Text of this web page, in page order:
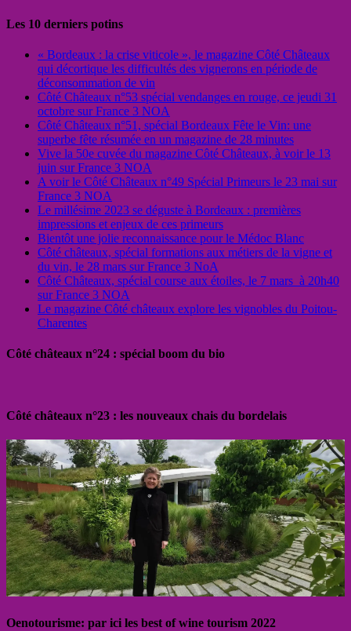
Les 10 derniers potins
« Bordeaux : la crise viticole », le magazine Côté Châteaux
qui décortique les difficultés des vignerons en période de
déconsommation de vin
Côté Châteaux n°53 spécial vendanges en rouge, ce jeudi 31
octobre sur France 3 NOA
Côté Châteaux n°51, spécial Bordeaux Fête le Vin: une
superbe fête résumée en un magazine de 28 minutes
Vive la 50e cuvée du magazine Côté Châteaux, à voir le 13
juin sur France 3 NOA
A voir le Côté Châteaux n°49 Spécial Primeurs le 23 mai sur
France 3 NOA
Le millésime 2023 se déguste à Bordeaux : premières
impressions et enjeux de ces primeurs
Bientôt une jolie reconnaissance pour le Médoc Blanc
Côté châteaux, spécial formations aux métiers de la vigne et
du vin, le 28 mars sur France 3 NoA
Côté Châteaux, spécial course aux étoiles, le 7 mars à 20h40
sur France 3 NOA
Le magazine Côté châteaux explore les vignobles du Poitou-
Charentes
Côté châteaux n°24 : spécial boom du bio
Côté châteaux n°23 : les nouveaux chais du bordelais
Oenotourisme: par ici les best of wine tourism 2022